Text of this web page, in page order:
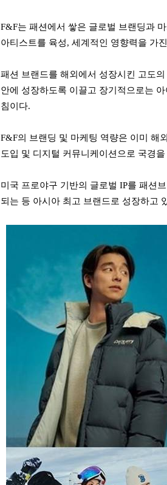
F&F는 패션에서 쌓은 글로벌 브랜딩과
아티스트를 육성, 세계적인 영향력을 가
패션 브랜드를 해외에서 성장시킨 고도
안에 성장하도록 이끌고 장기적으로는
침이다.
F&F의 브랜딩 및 마케팅 역량은 이미 해
도입 및 디지털 커뮤니케이션으로 국경
미국 프로야구 기반의 글로벌 IP를 패션
되는 등 아시아 최고 브랜드로 성장하고